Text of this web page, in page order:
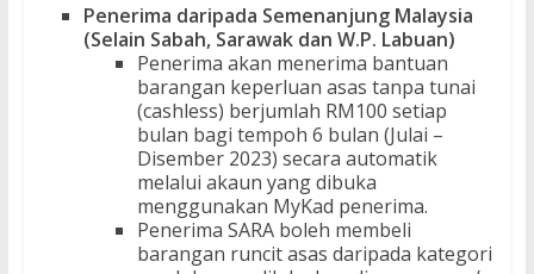
Penerima daripada Semenanjung Malaysia
(Selain Sabah, Sarawak dan W.P. Labuan)
Penerima akan menerima bantuan
barangan keperluan asas tanpa tunai
(cashless) berjumlah RM100 setiap
bulan bagi tempoh 6 bulan (Julai –
Disember 2023) secara automatik
melalui akaun yang dibuka
menggunakan MyKad penerima.
Penerima SARA boleh membeli
barangan runcit asas daripada kategori